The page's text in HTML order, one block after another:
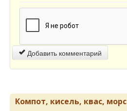
Добавить комментарий
Компот, кисель, квас, морс